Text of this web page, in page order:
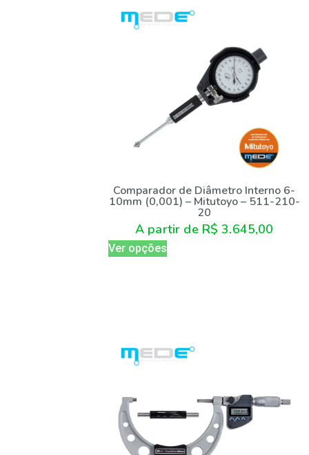
Comparador de Diâmetro Interno 6-
10mm (0,001) – Mitutoyo – 511-210-
20
A partir de R$ 3.645,00
Ver opções